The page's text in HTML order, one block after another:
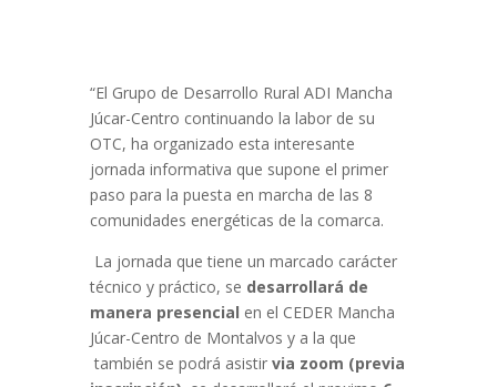
“El Grupo de Desarrollo Rural ADI Mancha
Júcar-Centro continuando la labor de su
OTC, ha organizado esta interesante
jornada informativa que supone el primer
paso para la puesta en marcha de las 8
comunidades energéticas de la comarca.
La jornada que tiene un marcado carácter
técnico y práctico, se desarrollará de
manera presencial en el CEDER Mancha
Júcar-Centro de Montalvos y a la que
también se podrá asistir via zoom (previa